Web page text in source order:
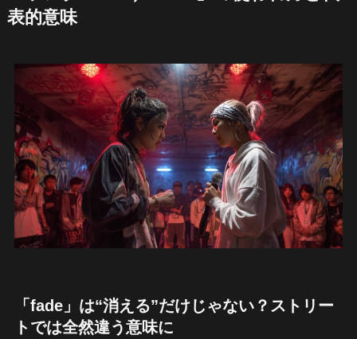
表的意味
「fade」は“消える”だけじゃない？ストリー
トでは全然違う意味に